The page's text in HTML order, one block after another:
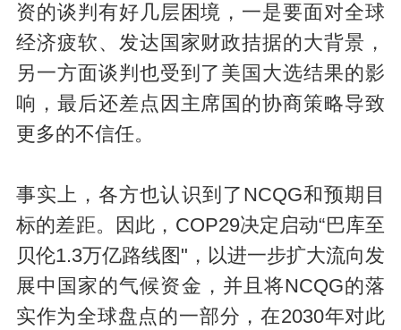
资的谈判有好几层困境，一是要面对全球
经济疲软、发达国家财政拮据的大背景，
另一方面谈判也受到了美国大选结果的影
响，最后还差点因主席国的协商策略导致
更多的不信任。
事实上，各方也认识到了NCQG和预期目
标的差距。因此，COP29决定启动“巴库至
贝伦1.3万亿路线图"，以进一步扩大流向发
展中国家的气候资金，并且将NCQG的落
实作为全球盘点的一部分，在2030年对此